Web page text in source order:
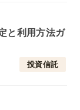
と利用方法ガ
投資信託